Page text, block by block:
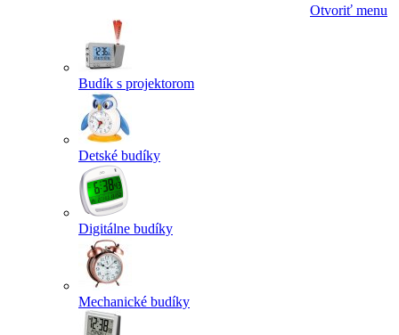
Otvoriť menu
Budík s projektorom
Detské budíky
Digitálne budíky
Mechanické budíky